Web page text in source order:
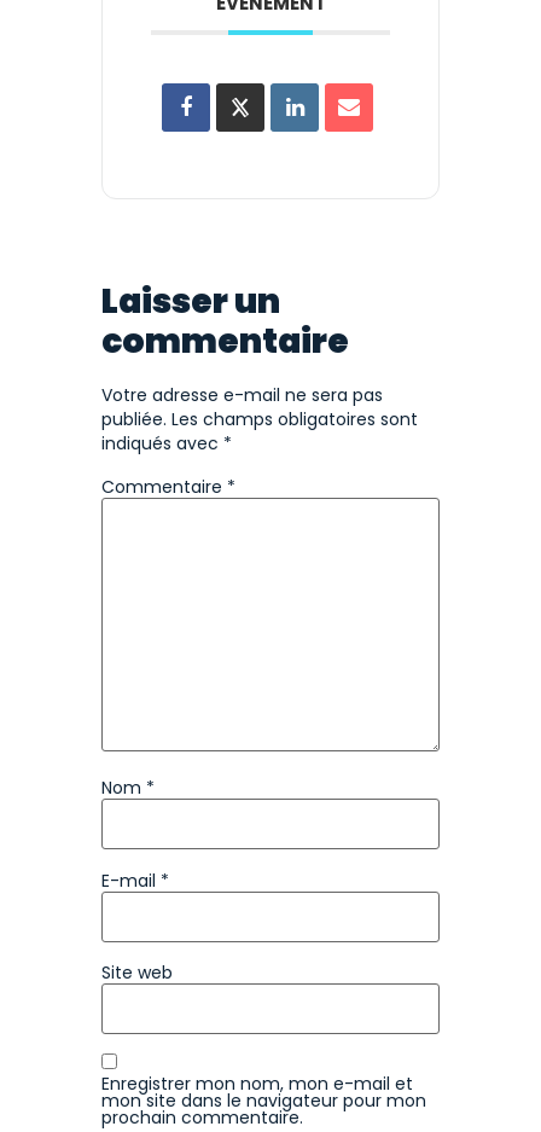
Laisser un
commentaire
Votre adresse e-mail ne sera pas
publiée. Les champs obligatoires sont
indiqués avec *
Commentaire *
Nom *
E-mail *
Site web
Enregistrer mon nom, mon e-mail et
mon site dans le navigateur pour mon
prochain commentaire.